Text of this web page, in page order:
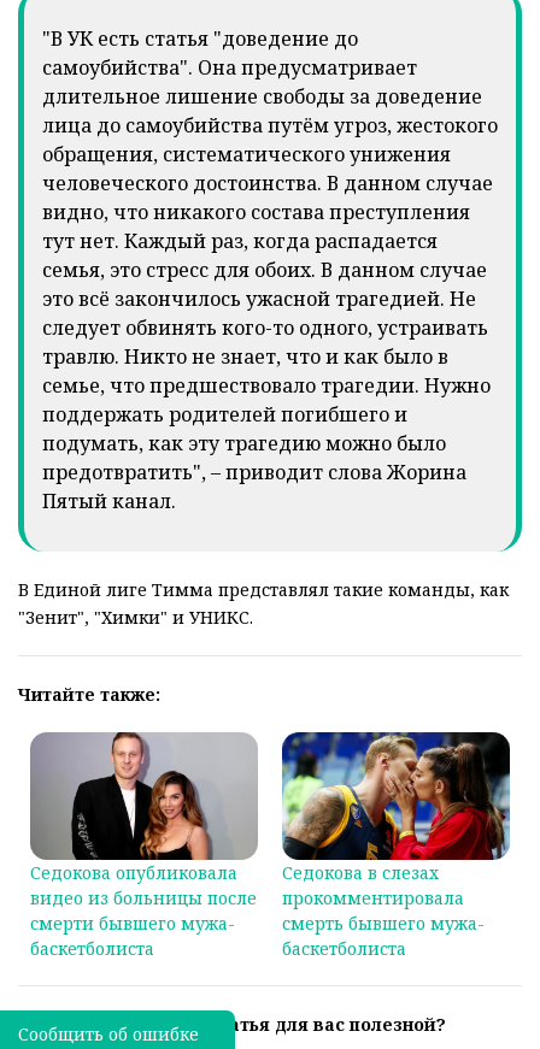
"В УК есть статья "доведение до
самоубийства". Она предусматривает
длительное лишение свободы за доведение
лица до самоубийства путём угроз, жестокого
обращения, систематического унижения
человеческого достоинства. В данном случае
видно, что никакого состава преступления
тут нет. Каждый раз, когда распадается
семья, это стресс для обоих. В данном случае
это всё закончилось ужасной трагедией. Не
следует обвинять кого-то одного, устраивать
травлю. Никто не знает, что и как было в
семье, что предшествовало трагедии. Нужно
поддержать родителей погибшего и
подумать, как эту трагедию можно было
предотвратить", – приводит слова Жорина
Пятый канал.
В Единой лиге Тимма представлял такие команды, как
"Зенит", "Химки" и УНИКС.
Читайте также:
Седокова опубликовала
видео из больницы после
смерти бывшего мужа-
баскетболиста
Седокова в слезах
прокомментировала
смерть бывшего мужа-
баскетболиста
Была ли эта статья для вас полезной?
Сообщить об ошибке